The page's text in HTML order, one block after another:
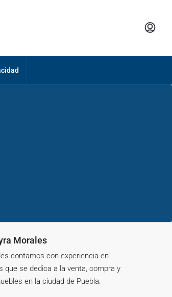
Morales
contamos con experiencia en
que se dedica a la venta, compra y
en la ciudad de Puebla.